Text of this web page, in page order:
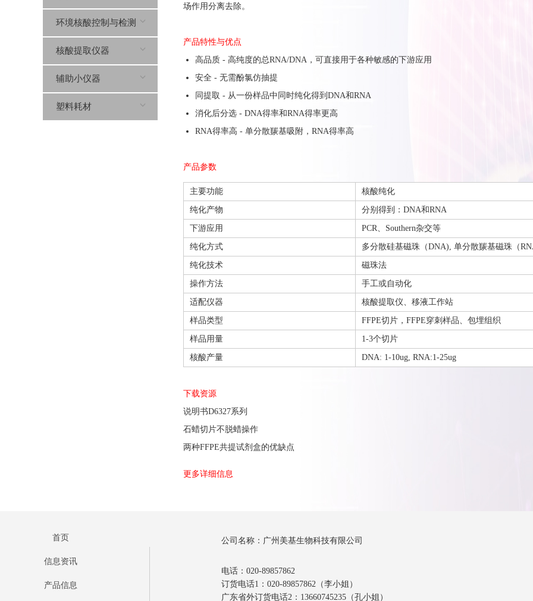
环境核酸控制与检测
核酸提取仪器
辅助小仪器
塑料耗材
场作用分离去除。
产品特性与优点
高品质 - 高纯度的总RNA/DNA，可直接用于各种敏感的下游应用
安全 - 无需酚氯仿抽提
同提取 - 从一份样品中同时纯化得到DNA和RNA
消化后分选 - DNA得率和RNA得率更高
RNA得率高 - 单分散羰基吸附，RNA得率高
产品参数
主要功能 核酸纯化
纯化产物 分别得到：DNA和RNA
下游应用 PCR、Southern杂交等
纯化方式 多分散硅基磁珠（DNA), 单分散羰基磁珠（
纯化技术 磁珠法
操作方法 手工或自动化
适配仪器 核酸提取仪、移液工作站
样品类型 FFPE切片，FFPE穿刺样品、包埋组织
样品用量 1-3个切片
核酸产量 DNA: 1-10ug, RNA:1-25ug
下载资源
说明书D6327系列
石蜡切片不脱蜡操作
两种FFPE共提试剂盒的优缺点
更多详细信息
首页
信息资讯
产品信息
公司名称：广州美基生物科技有限公司
电话：020-89857862
订货电话1：020-89857862（李小姐）
广东省外订货电话2：13660745235（孔小姐）